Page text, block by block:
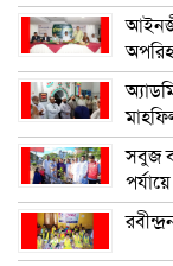
সবুজ